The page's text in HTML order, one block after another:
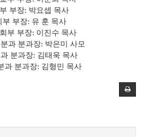
부장: 박요셉 목사
부 부장: 유 훈 목사
부 부장: 이진수 목사
과 분과장: 박은미 사모
분과장: 김태욱 목사
과 분과장: 김형민 목사